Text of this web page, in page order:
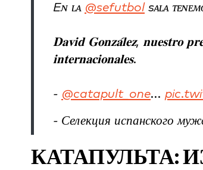
Eɴ ʟᴀ @sefutbol sᴀʟᴀ
𝐃𝐚𝐯𝐢𝐝 𝐆𝐨𝐧𝐳𝐚́𝐥𝐞𝐳, 𝐧𝐮𝐞𝐬𝐭𝐫𝐨
𝐢𝐧𝐭𝐞𝐫𝐧𝐚𝐜𝐢𝐨𝐧𝐚𝐥𝐞𝐬.
- @catapult_one...
- Селекция испанского
КАТАПУЛЬТА: